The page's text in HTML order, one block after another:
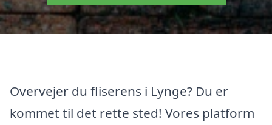
Overvejer du fliserens i Lynge? Du er
kommet til det rette sted! Vores platform